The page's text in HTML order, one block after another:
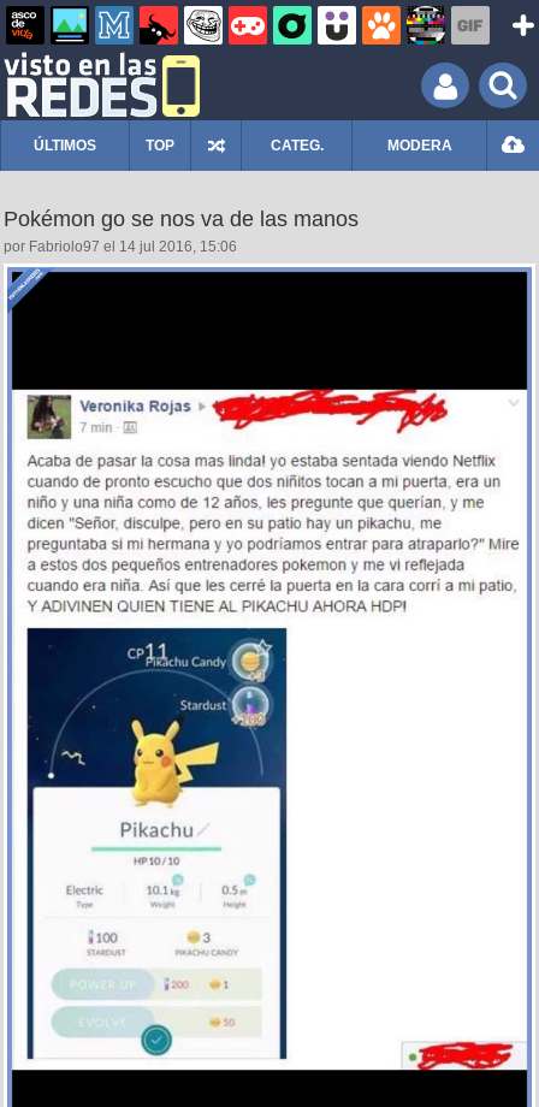
ÚLTIMOS TOP CATEG. MODERA
Pokémon go se nos va de las manos
por Fabriolo97 el 14 jul 2016, 15:06